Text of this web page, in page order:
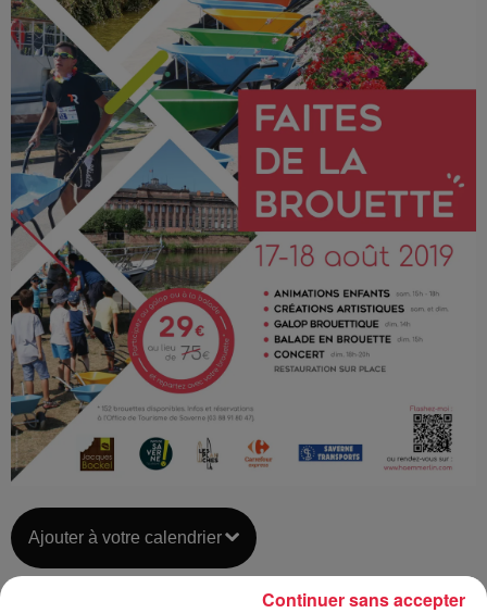
Ajouter à votre calendrier
Continuer sans accepter